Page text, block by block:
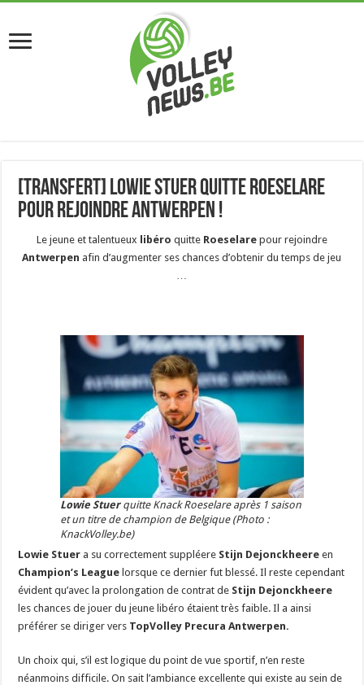
[Transfert] Lowie Stuer quitte Roeselare
pour rejoindre Antwerpen !
Le jeune et talentueux libéro quitte Roeselarepour rejoindre
Antwerpen afin d’augmenter ses chances d’obtenir du temps de jeu
…
Lowie Stuerquitte Knack Roeselare après 1 saison
et un titre de champion de Belgique (Photo :
KnackVolley.be)
Lowie Stuer a su correctement suppléere Stijn Dejonckheere en
Champion’s League lorsque ce dernier fut blessé. Il reste cependant
évident qu’avec la prolongation de contrat de Stijn Dejonckheere
les chances de jouer du jeune libéro étaient très faible. Il a ainsi
préférer se diriger vers TopVolley Precura Antwerpen.
Un choix qui, s’il est logique du point de vue sportif, n’en reste
néanmoins difficile. On sait l’ambiance excellente qui existe au sein de